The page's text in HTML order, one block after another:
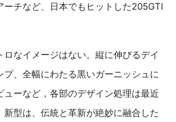
ーチなど、日本でもヒットした205GTI
なイメージはない。縦に伸びるデイ
プ、全幅にわたる黒いガーニッシュに
ューなど，各部のデザイン処理は最近
型は、伝統と革新が絶妙に融合した